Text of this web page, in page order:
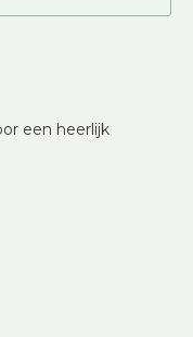
een heerlijk